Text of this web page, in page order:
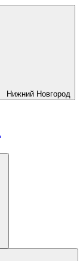
Нижний Новгород